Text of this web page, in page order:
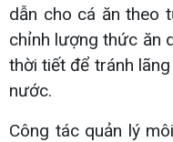
dẫn cho cá ăn theo
chỉnh lượng thức ăn
thời tiết để tránh
nước.
Công tác quản lý